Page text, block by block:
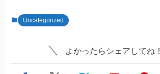
Uncategorized
よかったらシェアしてね！